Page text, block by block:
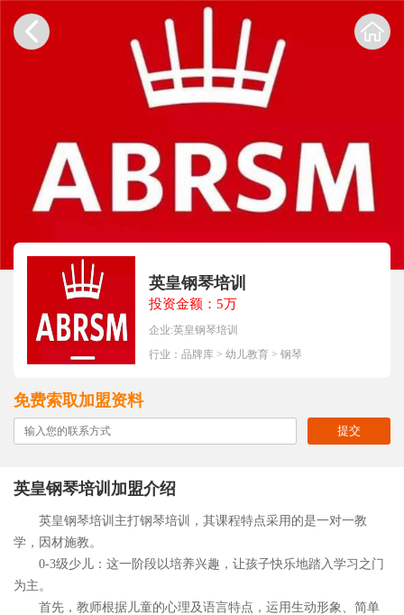
英皇钢琴培训
投资金额：5万
企业:英皇钢琴培训
行业： 品牌库 > 幼儿教育 > 钢琴
免费索取加盟资料
提交
英皇钢琴培训加盟介绍
英皇钢琴培训主打钢琴培训，其课程特点采用的是一对一教
学，因材施教。
0-3级少儿：这一阶段以培养兴趣，让孩子快乐地踏入学习之门
为主。
首先，教师根据儿童的心理及语言特点，运用生动形象、简单